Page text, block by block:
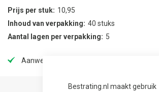
Bestrating.nl maakt gebruik
Prijs per stuk
10,95
Inhoud van verpakking
40 stuks
Aantal lagen per verpakking
5
Aanwezig in onze showtuin